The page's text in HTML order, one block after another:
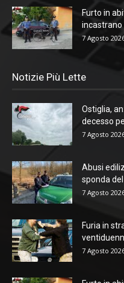
Furto in
incastrano
7 Agosto
Notizie Più Lette
Ostiglia,
decesso
7 Agosto
Abusi
sponda del
7 Agosto
Furia in
7 Agosto